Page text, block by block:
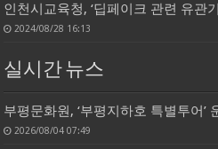
인천시교육청, ‘딥페이크 관련 유관
2024/08/28 16:13
실시간 뉴스
부평문화원, ‘부평지하호 특별투어’
2026/08/04 07:49